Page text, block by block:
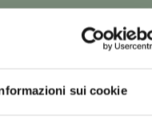
sui cookie